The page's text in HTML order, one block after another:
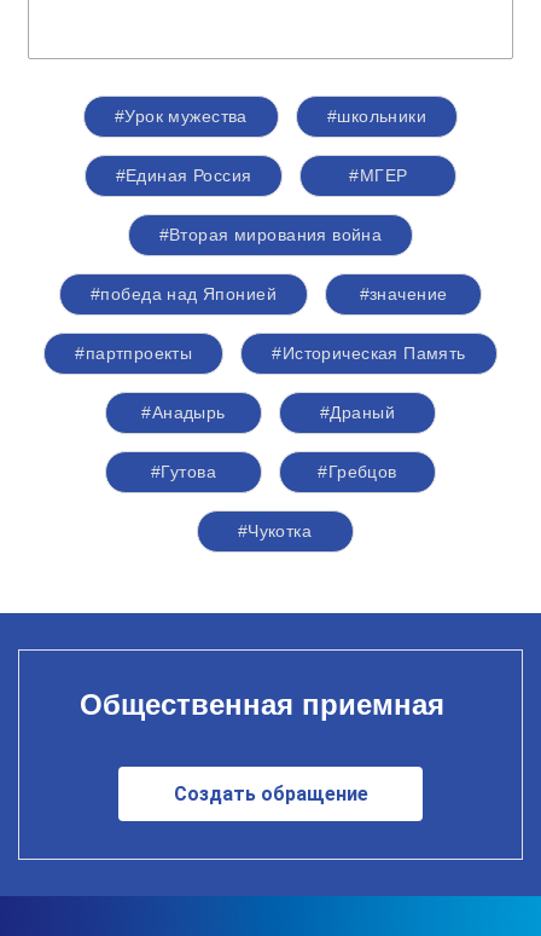
#Урок мужества #школьники
#Единая Россия #‎МГЕР‬
#Вторая мирования война
#победа над Японией #значение
#партпроекты #Историческая Память
#Анадырь #Драный
#Гутова #Гребцов
#Чукотка
Общественная приемная
Создать обращение